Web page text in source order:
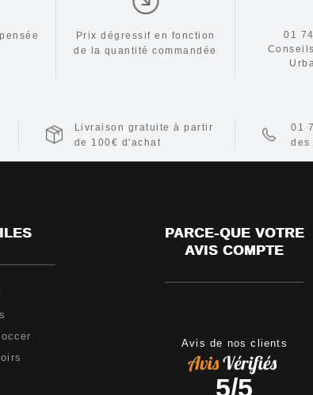
Prix dégressif en fonction
de la quantité commandée
01
Livraison gratuite à partir
de 100€ d'achat
01
des
PARCE-QUE VOTRE
AVIS COMPTE
Avis de nos clients
5/5